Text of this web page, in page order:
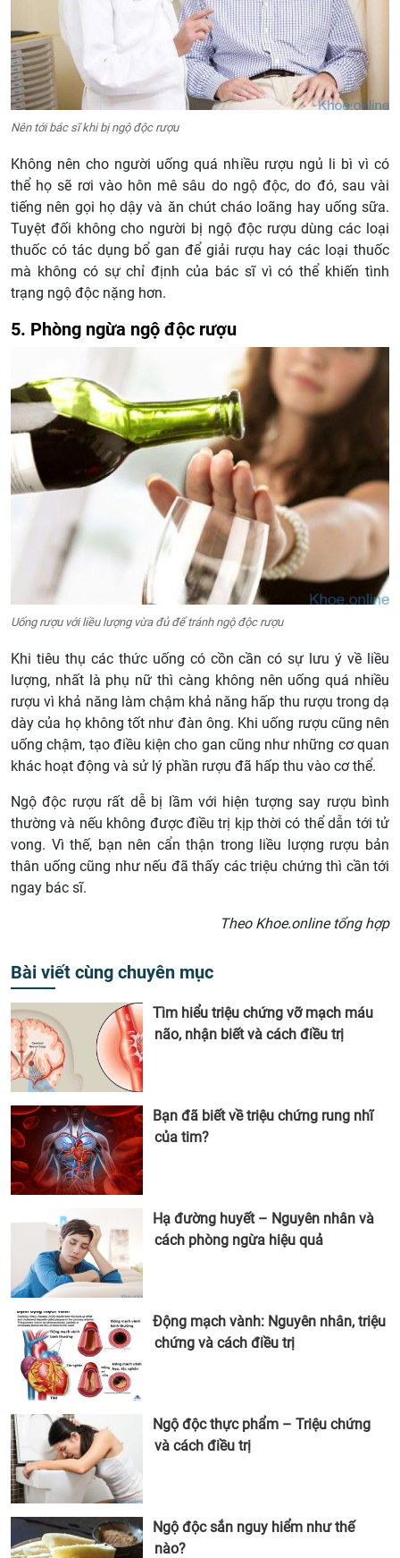
Nên tới bác sĩ khi bị ngộ độc rượu
Không nên cho người uống quá nhiều rượu ngủ li bì vì có
thể họ sẽ rơi vào hôn mê sâu do ngộ độc, do đó, sau vài
tiếng nên gọi họ dậy và ăn chút cháo loãng hay uống sữa.
Tuyệt đối không cho người bị ngộ độc rượu dùng các loại
thuốc có tác dụng bổ gan để giải rượu hay các loại thuốc
mà không có sự chỉ định của bác sĩ vì có thể khiến tình
trạng ngộ độc nặng hơn.
5. Phòng ngừa ngộ độc rượu
Uống rượu với liều lượng vừa đủ để tránh ngộ độc rượu
Khi tiêu thụ các thức uống có cồn cần có sự lưu ý về liều
lượng, nhất là phụ nữ thì càng không nên uống quá nhiều
rượu vì khả năng làm chậm khả năng hấp thu rượu trong dạ
dày của họ không tốt như đàn ông. Khi uống rượu cũng nên
uống chậm, tạo điều kiện cho gan cũng như những cơ quan
khác hoạt động và sử lý phần rượu đã hấp thu vào cơ thể.
Ngộ độc rượu rất dễ bị lầm với hiện tượng say rượu bình
thường và nếu không được điều trị kịp thời có thể dẫn tới tử
vong. Vì thế, bạn nên cẩn thận trong liều lượng rượu bản
thân uống cũng như nếu đã thấy các triệu chứng thì cần tới
ngay bác sĩ.
Theo Khoe.online tổng hợp
Bài viết cùng chuyên mục
Tìm hiểu triệu chứng vỡ mạch máu
não, nhận biết và cách điều trị
Bạn đã biết về triệu chứng rung nhĩ
của tim?
Hạ đường huyết – Nguyên nhân và
cách phòng ngừa hiệu quả
Động mạch vành: Nguyên nhân, triệu
chứng và cách điều trị
Ngộ độc thực phẩm – Triệu chứng
và cách điều trị
Ngộ độc sắn nguy hiểm như thế
nào?